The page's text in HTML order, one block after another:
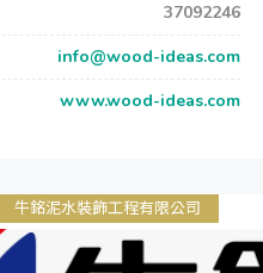
37092246
info@wood-ideas.com
www.wood-ideas.com
牛銘泥水裝飾工程有限公司